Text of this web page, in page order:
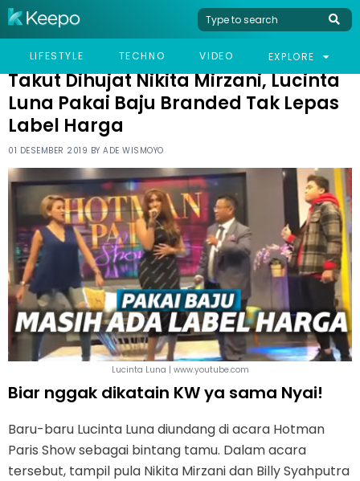
LIFESTYLE TECHNO VIDEO EXPLORE
HOME CELEB
TAKUT DIHUJAT NIKITA MIRZANI, LUCINTA LUNA PAKAI BAJU
Takut Dihujat Nikita Mirzani, Lucinta
Luna Pakai Baju Branded Tak Lepas
Label Harga
01 DESEMBER 2019 BY ADE WISMOYO
Lucinta Luna | www.youtube.com
Biar nggak dikatain KW ya sama Nyai!
Baru-baru Lucinta Luna diundang di acara Hotman
Paris Show sebagai bintang tamu. Dalam acara
tersebut, tampil pula Nikita Mirzani dan Billy Syahputra